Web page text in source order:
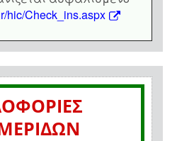
hic/Check_ins.aspx